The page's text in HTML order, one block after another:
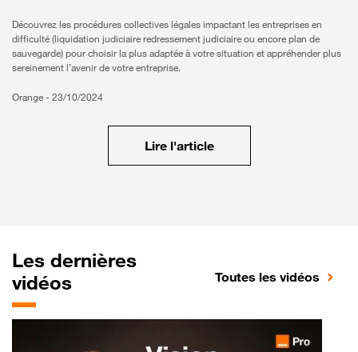
Découvrez les procédures collectives légales impactant les entreprises en
difficulté (liquidation judiciaire redressement judiciaire ou encore plan de
sauvegarde) pour choisir la plus adaptée à votre situation et appréhender plus
sereinement l’avenir de votre entreprise.
Orange - 23/10/2024
Lire l'article
Les dernières
vidéos
Toutes les vidéos